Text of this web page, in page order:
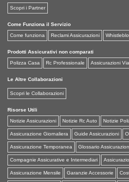
Scopri i Partner
Come Funziona il Servizio
Come funziona
Reclami Assicurazioni
Prodotti Assicurativi non comparati
Polizza Casa
Rc Professionale Assicurazioni
Le Altre Collaborazioni
Scopri le Collaborazioni
Risorse Utili
Notizie Assicurazioni
Notizie Rc Auto Notizie
Assicurazione Giornaliera Guide Assicurazioni
Assicurazione Temporanea Glossario
Compagnie Assicurative e Intermediari
Assicurazione Mensile Garanzie Accessorie